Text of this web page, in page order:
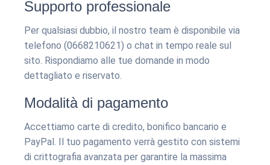
Supporto professionale
Per qualsiasi dubbio, il nostro team è disponibile via
telefono (0668210621) o chat in tempo reale sul
sito. Rispondiamo alle tue domande in modo
dettagliato e riservato.
Modalità di pagamento
Accettiamo carte di credito, bonifico bancario e
PayPal. Il tuo pagamento verrà gestito con sistemi
di crittografia avanzata per garantire la massima